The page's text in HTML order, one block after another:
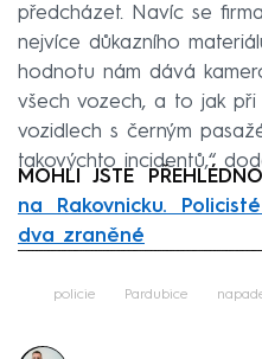
předcházet. Navíc se
nejvíce důkazního
hodnotu nám dává
všech vozech, a to jak při
vozidlech s černým
takovýchto incidentů,“
MOHLI JSTE
na Rakovnicku.
dva zraněné
policie Pardubice